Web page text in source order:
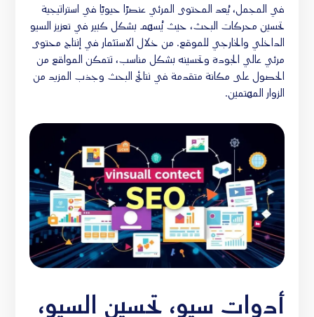
في المجمل، يُعد المحتوى المرئي عنصرًا حيويًا في استراتيجية
تحسين محركات البحث، حيث يُسهم بشكل كبير في تعزيز السيو
الداخلي والخارجي للموقع. من خلال الاستثمار في إنتاج محتوى
مرئي عالي الجودة وتحسينه بشكل مناسب، تتمكن المواقع من
الحصول على مكانة متقدمة في نتائج البحث وجذب المزيد من
الزوار المهتمين.
أدوات سيو، تحسين السيو،